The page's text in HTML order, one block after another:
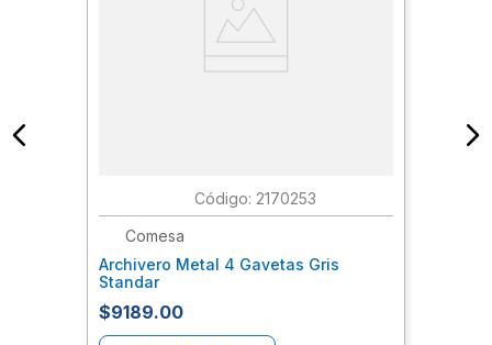
: 2170253
Comesa
Archivero Metal 4 Gavetas Gris
Standar
$9189.00